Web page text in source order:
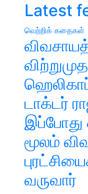
Latest
வெற்றிக் கதைகள்
டாக்டர்
இப்போது
மூலம்
வருவார்